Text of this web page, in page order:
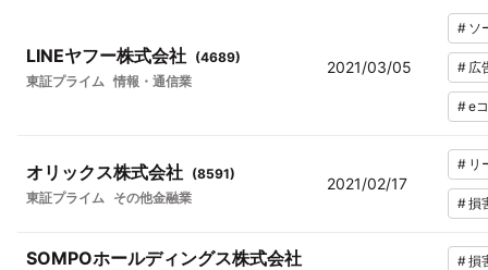
LINEヤフー株式会社 (4689)
東証プライム 情報・通信業
2021/03/05
# ソ
# 広
#e
オリックス株式会社 (8591)
東証プライム その他金融業
2021/02/17
# リ
#損
SOMPOホールディングス株式会社 #損